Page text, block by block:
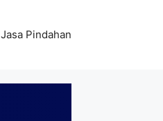
Jasa Pindahan